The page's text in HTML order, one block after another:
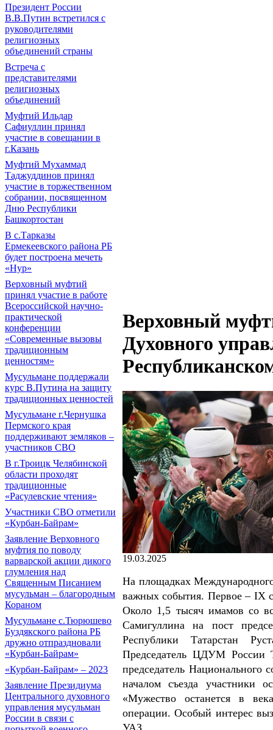
Президент России
В.В.Путин встретился с
руководителями
религиозных
объединений страны
Встреча с
представителями
религиозных
объединений
Муфтий Ильдар
Сафиуллин принял
участие в совещании в
г.Казань
Муфтий Мухаммад
Таджуддинов принял
участие в торжественном
собрании, посвященном
Дню Республики
Башкортостан
В с.Тарказы
Ермекеевского района РБ
будет построена мечеть
«Нур»
Верховный муфтий
принял участие в работе
Всероссийской научно-
практической
конференции
«Современные вызовы
традиционным
ценностям»
Мусульмане поддержали
курс В.Путина на защиту
традиционных ценностей
Мусульмане г.Чернушка
Пермского края
поддерживают земляков –
участников СВО
В г.Троицк Челябинской
области проходят
традиционные
«Расулевские чтения»
Участники СВО отметили
«Курбан-Байрам»
Заявление Верховного
муфтия по поводу
варварской акции дикого
глумления над
Священным Писанием
мусульман – благородным
Кораном
Мусульмане с.Тюрюшево
Буздякского района РБ
дружно отпраздновали
«Курбан-Байрам»
«Курбан-Байрам» – 2023
Заявление Президиума
Центрального духовного
управления мусульман
России в связи с
Верховный
Духовного
19.03.2025
На площадках Международного
важных события. Первое – IХ
Около 1,5 тысяч имамов со
Самигуллина на пост
Республики Татарстан
Председатель ЦДУМ России
председатель Национального
началом съезда участники
«Мужество останется в
операции. Особый интерес